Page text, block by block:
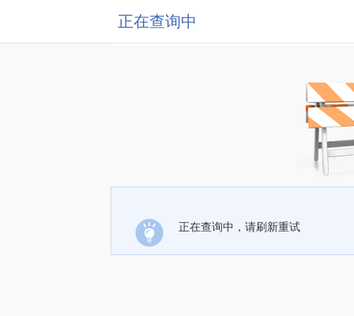
正在查询中
正在查询中，请刷新重试